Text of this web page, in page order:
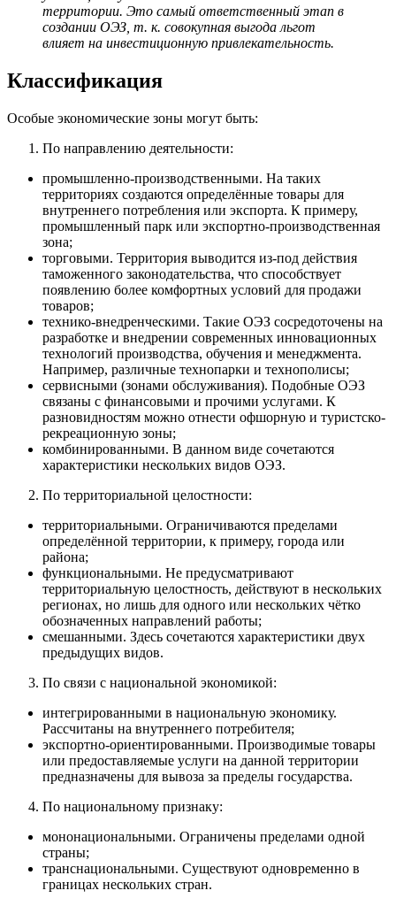
территории. Это самый ответственный этап в
создании ОЭЗ, т. к. совокупная выгода льгот
влияет на инвестиционную привлекательность.
Классификация
Особые экономические зоны могут быть:
По направлению деятельности:
промышленно-производственными. На таких
территориях создаются определённые товары для
внутреннего потребления или экспорта. К примеру,
промышленный парк или экспортно-производственная
зона;
торговыми. Территория выводится из-под действия
таможенного законодательства, что способствует
появлению более комфортных условий для продажи
товаров;
технико-внедренческими. Такие ОЭЗ сосредоточены на
разработке и внедрении современных инновационных
технологий производства, обучения и менеджмента.
Например, различные технопарки и технополисы;
сервисными (зонами обслуживания). Подобные ОЭЗ
связаны с финансовыми и прочими услугами. К
разновидностям можно отнести офшорную и туристско-
рекреационную зоны;
комбинированными. В данном виде сочетаются
характеристики нескольких видов ОЭЗ.
По территориальной целостности:
территориальными. Ограничиваются пределами
определённой территории, к примеру, города или
района;
функциональными. Не предусматривают
территориальную целостность, действуют в нескольких
регионах, но лишь для одного или нескольких чётко
обозначенных направлений работы;
смешанными. Здесь сочетаются характеристики двух
предыдущих видов.
По связи с национальной экономикой:
интегрированными в национальную экономику.
Рассчитаны на внутреннего потребителя;
экспортно-ориентированными. Производимые товары
или предоставляемые услуги на данной территории
предназначены для вывоза за пределы государства.
По национальному признаку:
мононациональными. Ограничены пределами одной
страны;
транснациональными. Существуют одновременно в
границах нескольких стран.